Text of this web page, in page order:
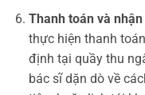
Thanh toán và
thực hiện thanh
định tại quầy thu
bác sĩ dặn dò về